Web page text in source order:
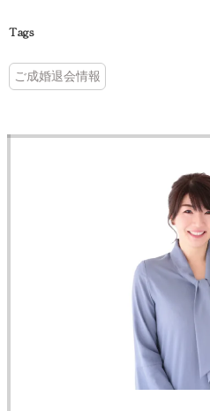
Tags
ご成婚退会情報